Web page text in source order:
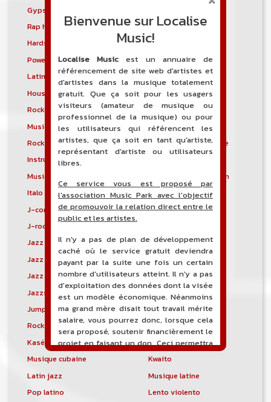
Gypsy punk
Rap hardcore
Industrial hardcore
Hardstep
Hardstyle
Power noise
Heavenly voices
Latin metal
Musique hindoustanie
House progressive
Tropical house
Rock indépendant
Indietronica
Musique industrielle
Metal industriel
Rock industriel
Musique instrumentale
Instrumental
Musique irlandaise
Rock progressif italien
Italo Disco
Italo house
J-core
J-pop
J-rock
Jazz blues
Jazz modal
Jazz Nouvelle-Orléans
Jazz punk
Jazz vocal
Jazz-funk
Jazzstep
Jersey club
Jump blues
Jump-up
Rock canadien
Kansas City blues
Kasékò
Kizomba
Musique cubaine
Kwaito
Latin jazz
Musique latine
Pop latino
Lento violento
Bienvenue sur Localise
Music!
Localise Music est un annuaire de
référencement de site web d'artistes et
d'artistes dans la musique totalement
gratuit. Que ça soit pour les usagers
visiteurs (amateur de musique ou
professionnel de la musique) ou pour
les utilisateurs qui référencent les
artistes, que ça soit en tant qu'artiste,
représentant d'artiste ou utilisateurs
libres.
Ce service vous est proposé par
l'association Music Park avec l'objectif
de promouvoir la relation direct entre le
public et les artistes.
Il n'y a pas de plan de développement
caché où le service gratuit deviendra
payant par la suite une fois un certain
nombre d'utilisateurs atteint. Il n'y a pas
d'exploitation des données dont la visée
est un modèle économique. Néanmoins
ma grand mère disait tout travail mérite
salaire, vous pourrez donc, lorsque cela
sera proposé, soutenir financièrement le
projet en faisant un don. Ceci permettra
de financer l'hébergement, le nom de
de développement du site, et peut-être
une campagne de communication. Il va